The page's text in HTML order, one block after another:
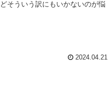
そういう訳にもいかないのが悩
2024.04.21